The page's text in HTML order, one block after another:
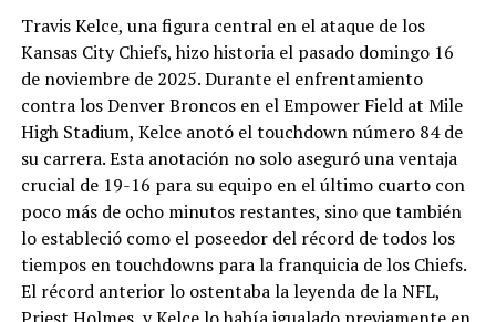
Travis Kelce, una figura central en el ataque de los
Kansas City Chiefs, hizo historia el pasado domingo 16
de noviembre de 2025. Durante el enfrentamiento
contra los Denver Broncos en el Empower Field at Mile
High Stadium, Kelce anotó el touchdown número 84 de
su carrera. Esta anotación no solo aseguró una ventaja
crucial de 19-16 para su equipo en el último cuarto con
poco más de ocho minutos restantes, sino que también
lo estableció como el poseedor del récord de todos los
tiempos en touchdowns para la franquicia de los Chiefs.
El récord anterior lo ostentaba la leyenda de la NFL,